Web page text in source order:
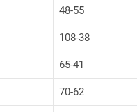
48-55
108-38
65-41
70-62